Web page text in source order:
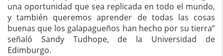
una oportunidad que sea replicada en todo el mundo,
y también queremos aprender de todas las cosas
buenas que los galapagueños han hecho por su tierra”
señaló Sandy Tudhope, de la Universidad de
Edimburgo.